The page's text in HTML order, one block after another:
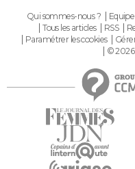
Qui sommes-nous ? Equipe
Tous les articles
RSS
Paramétrer les cookies
©